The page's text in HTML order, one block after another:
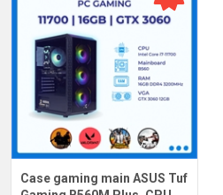
Case gaming main ASUS Tuf